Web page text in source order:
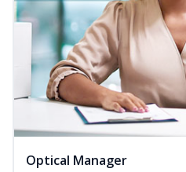
Optical Manager